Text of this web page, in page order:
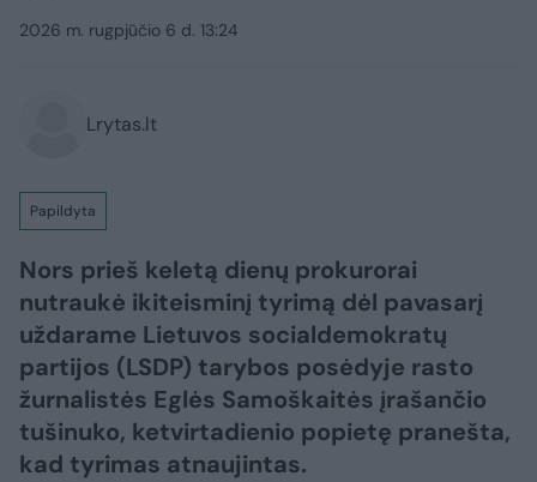
2026 m. rugpjūčio 6 d. 13:24
Lrytas.lt
Papildyta
Nors prieš keletą dienų prokurorai
nutraukė ikiteisminį tyrimą dėl pavasarį
uždarame Lietuvos socialdemokratų
partijos (LSDP) tarybos posėdyje rasto
žurnalistės Eglės Samoškaitės įrašančio
tušinuko, ketvirtadienio popietę pranešta,
kad tyrimas atnaujintas.